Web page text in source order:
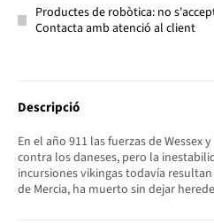
Productes de robòtica: no
Contacta amb atenció al client
Descripció
En el año 911 las fuerzas de Wessex
contra los daneses, pero la
incursiones vikingas todavía
de Mercia, ha muerto sin dejar